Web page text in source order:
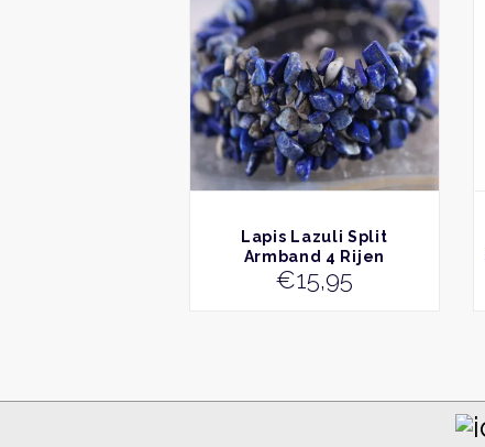
BEKIJK
Lapis Lazuli Split
Armband 4 Rijen
€15,95